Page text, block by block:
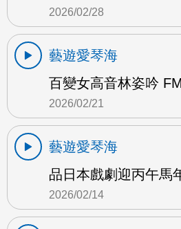
2026/02/28
藝遊愛琴海
百變女高音林姿吟
2026/02/21
藝遊愛琴海
品日本戲劇迎丙午馬
2026/02/14